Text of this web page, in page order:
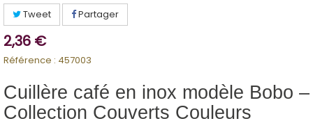
Tweet Partager
2,36 €
Référence : 457003
Cuillère café en inox modèle Bobo –
Collection Couverts Couleurs